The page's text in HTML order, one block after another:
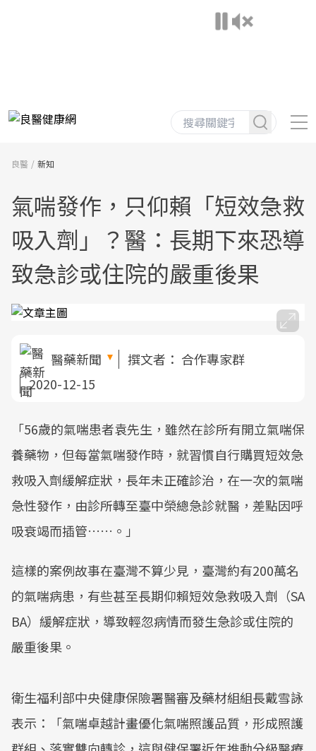
良醫 新知
氣喘發作，只仰賴「短效急救
吸入劑」？醫：長期下來恐導
致急診或住院的嚴重後果
醫藥新聞 撰文者： 合作專家群
2020-12-15
「56歲的氣喘患者袁先生，雖然在診所有開立氣喘保
養藥物，但每當氣喘發作時，就習慣自行購買短效急
救吸入劑緩解症狀，長年未正確診治，在一次的氣喘
急性發作，由診所轉至臺中榮總急診就醫，差點因呼
吸衰竭而插管……。」
這樣的案例故事在臺灣不算少見，臺灣約有200萬名
的氣喘病患，有些甚至長期仰賴短效急救吸入劑（SA
BA）緩解症狀，導致輕忽病情而發生急診或住院的
嚴重後果。
衛生福利部中央健康保險署醫審及藥材組組長戴雪詠
表示：「氣喘卓越計畫優化氣喘照護品質，形成照護